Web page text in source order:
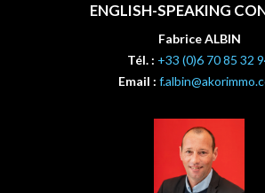
ENGLISH-SPEAKING
Fabrice ALBIN
Tél. : +33 (0)6 70 85 32
Email :